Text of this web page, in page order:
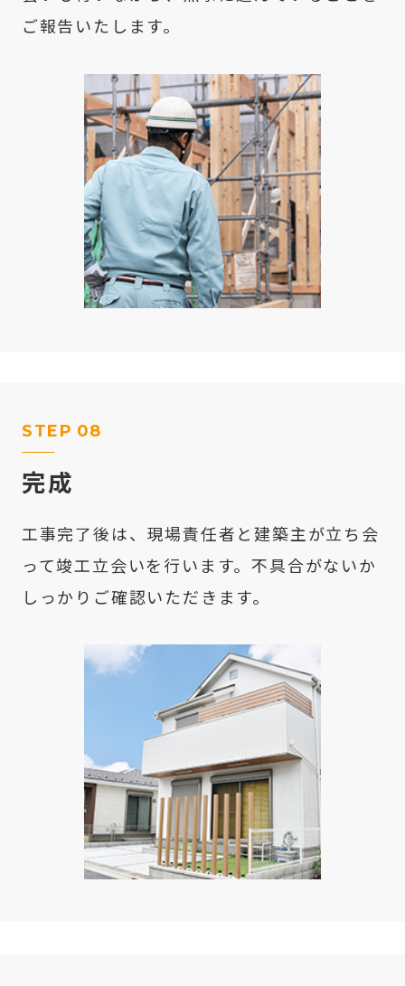
ご報告いたします。
STEP 08
完成
工事完了後は、現場責任者と建築主が立ち会
って竣工立会いを行います。不具合がないか
しっかりご確認いただきます。